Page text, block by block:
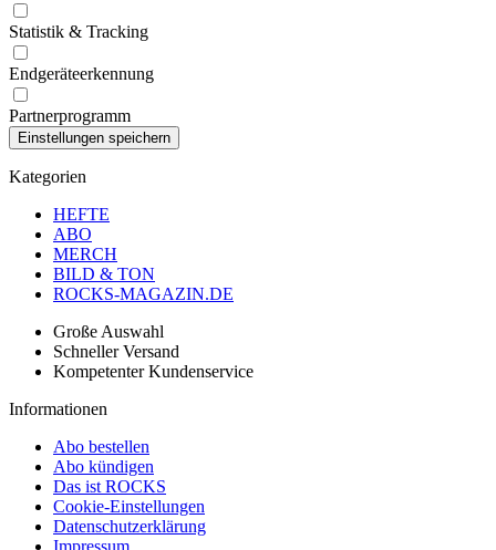
Statistik & Tracking
Endgeräteerkennung
Partnerprogramm
Kategorien
HEFTE
ABO
MERCH
BILD & TON
ROCKS-MAGAZIN.DE
Große Auswahl
Schneller Versand
Kompetenter Kundenservice
Informationen
Abo bestellen
Abo kündigen
Das ist ROCKS
Cookie-Einstellungen
Datenschutzerklärung
Impressum